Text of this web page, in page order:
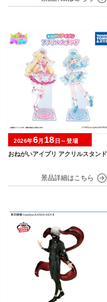
おねがいアイプリ アクリルスタンド
2026年6月 18 日～登場